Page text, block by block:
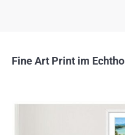
Fine Art Print im